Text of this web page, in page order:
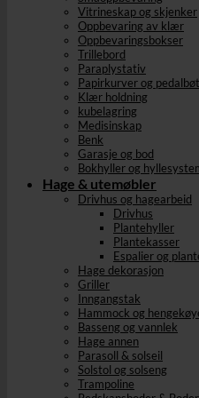
Vitrineskap og skjenker
Oppbevaring av klær
Oppbevaringsbokser
Trillebord
Paraplystativ
Papirkurver og
Klær holdning
kubelagring
Medisinskap
Benk
Garasje og bod
Bokhyller og
Hage & utemøbler
Drivhus og hagearbeid
Drivhus
Plantehyller
Plantekasser
Espalier og
Hage dekorasjon
Griller
Inngangstak
Hammock og
Basseng og vannlek
Hage annen
Parasoll & solseil
Solstol og solseng
Trampoline